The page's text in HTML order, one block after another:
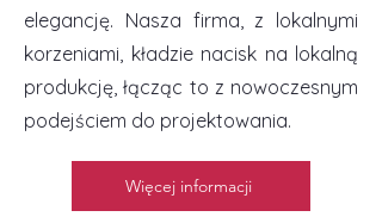
elegancję. Nasza firma, z lokalnymi
korzeniami, kładzie nacisk na lokalną
produkcję, łącząc to z nowoczesnym
podejściem do projektowania.
Więcej informacji